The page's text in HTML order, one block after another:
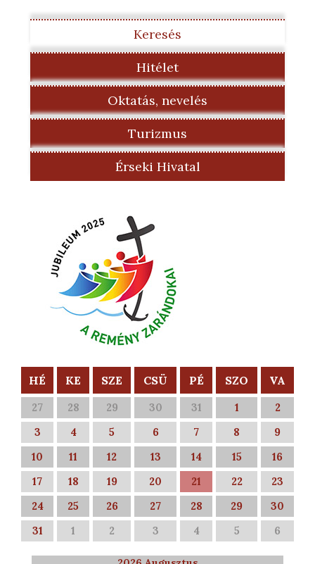
Keresés
Hitélet
Oktatás, nevelés
Turizmus
Érseki Hivatal
HÉ KE SZE CSÜ PÉ SZO VA
27 28 29 30 31 1
2
3
4 5 6 7 8
9
10
11 12 13 14 15
16
17
18 19 20 21 22
23
24
25 26 27 28 29
30
31
1 2 3 4 5 6